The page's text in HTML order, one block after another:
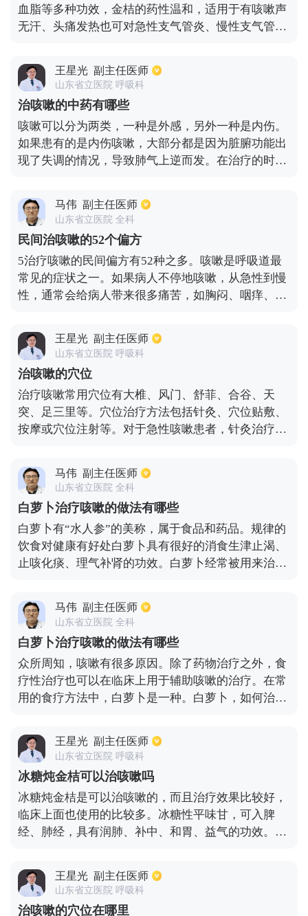
血脂等多种功效，金桔的药性温和，适用于有咳嗽声
无汗、头痛发热也可对急性支气管炎、慢性支气管炎
发炎的情况，可服药进行治疗。金桔煮冰糖的做法是
将金橘冰糖水煮开，准备三四片金橘，放入杯中，用
冰糖调味。
王星光 副主任医师
山东省立医院 呼吸科
治咳嗽的中药有哪些
咳嗽可以分为两类，一种是外感，另外一种是内伤。
如果患有的是内伤咳嗽，大部分都是因为脏腑功能出
现了失调的情况，导致肺气上逆而发。在治疗的时
的时候一定要结合症状，选择相应的中药方剂来治
疗。目前清热药，化痰止咳平喘药，理气药以及补虚
药，都是比较不错的治疗咳嗽的药物，也可以选择其
他的药物帮助治疗，一定要用辩证论治的原则治疗。
马伟 副主任医师
山东省立医院 全科
民间治咳嗽的52个偏方
5治疗咳嗽的民间偏方有52种之多。咳嗽是呼吸道最
常见的症状之一。如果病人不停地咳嗽，从急性到慢
性，通常会给病人带来很多痛苦，如胸闷、咽痒、气
蜂蜜鸡蛋水止咳、油炸姜片止咳、艾叶泡脚止咳、萝
卜猪肺汤止咳、糖水冲鸡蛋补虚止咳等。
王星光 副主任医师
山东省立医院 呼吸科
治咳嗽的穴位
治疗咳嗽常用穴位有大椎、风门、舒菲、合谷、天
突、足三里等。穴位治疗方法包括针灸、穴位贴敷、
按摩或穴位注射等。对于急性咳嗽患者，针灸治疗的
年三伏天或三九天使用穴位贴敷治疗，只需三伏天或
三十九天在医院使用穴位贴敷，或进行自体血注射，
疗程约为七天，约需要三个疗程。
马伟 副主任医师
山东省立医院 全科
白萝卜治疗咳嗽的做法有哪些
白萝卜有“水人参”的美称，属于食品和药品。规律的
饮食对健康有好处白萝卜具有很好的消食生津止渴、
止咳化痰、理气补肾的功效。白萝卜经常被用来治疗
参”的美称，属于食品和药品白萝卜和蜂蜜被制成白
萝卜水。咳嗽的人经常喝一些来缓解咳嗽。效果非常
好，制备方法简单。将白萝卜切成丝，放在干净的瓶
子里，加入蜂蜜，密封过夜，得到白萝卜水。蜂蜜可
以增强白萝卜的镇咳作用，滋润皮肤，解毒，保护肠
道健康，适合经常咳嗽的人饮用。白萝卜洗净后直接
生吃。还具有镇咳作用，可促进胃肠蠕动和排气，缓
卜来补充维生素C，这样可以迅速恢复溃疡，预防感
冒。白萝卜和生姜陈皮可以在水中煮沸饮用。镇咳和
祛痰作用可加倍。生姜能祛寒保暖，增强抵抗力。陈
皮能促进胃肠蠕动和消化，理气解郁，润肺止咳。白
萝卜，生姜，陈皮开水，咳嗽人喝，舒适肺痰少，咳
嗽很快改善经常吃白萝卜的人免疫力很强，咳嗽和痰
很少，感冒也很少。
马伟 副主任医师
山东省立医院 全科
白萝卜治疗咳嗽的做法有哪些
众所周知，咳嗽有很多原因。除了药物治疗之外，食
疗性治疗也可以在临床上用于辅助咳嗽的治疗。在常
用的食疗方法中，白萝卜是一种。白萝卜，如何治疗
3-5片，将50克白萝卜切成丝，在锅里煮20分钟左
右，加入红糖调味，如果有鼻塞，还可以加入一根葱
白。2.白萝卜陈皮汤具有止咳化痰、健脾和胃、理气
消积的功效。白萝卜片是凉的，陈皮是温暖干燥的。
两者相辅相成，汤可以是中性和温暖的。3.对于大便
干燥，如果几天不排干，简单的方法是用白萝卜水直
接给病人服用，也可以起到很好的通便作用。同时，
王星光 副主任医师
山东省立医院 呼吸科
冰糖炖金桔可以治咳嗽吗
冰糖炖金桔是可以治咳嗽的，而且治疗效果比较好，
临床上面也使用的比较多。冰糖性平味甘，可入脾
经、肺经，具有润肺、补中、和胃、益气的功效。由
无痰、肺燥咳嗽、咳痰带血等症，适用于肺虚、肺
燥、风寒劳累引起的咳嗽。而且对口疮、小儿疟疾、
风火牙痛也有比较好的治疗作用。金桔又名金柑，含
王星光 副主任医师
山东省立医院 呼吸科
治咳嗽的穴位在哪里